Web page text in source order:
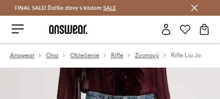
Šetrite s Answear Club >
FINAL SALE! Ďalšie zľavy s kódom SALE
Answear Ona Oblečenie Rifle Zvonový Rifle Liu Jo